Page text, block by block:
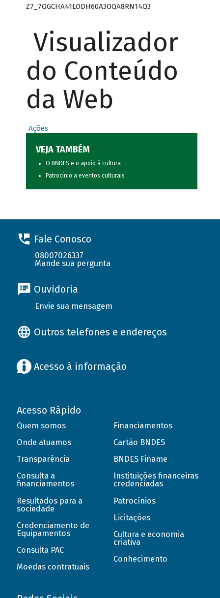
Z7_7QGCHA41LODH60A3OQA8RN14Q3
Visualizador
do Conteúdo
da Web
Ações
VEJA TAMBÉM
O BNDES e o apoio à cultura
Patrocínio a eventos culturais
Fale Conosco
08007026337
Mande sua pergunta
Ouvidoria
Envie sua mensagem
Outros telefones e endereços
Acesso à informação
Acesso Rápido
Quem somos
Onde atuamos
Transparência
Consulta a
financiamentos
Resultados para a
sociedade
Credenciamento de
Equipamentos
Consulta PAC
Moedas contratuais
Financiamentos
Cartão BNDES
BNDES Finame
Instituições financeiras
credenciadas
Patrocínios
Licitações
Cultura e economia
criativa
Conhecimento